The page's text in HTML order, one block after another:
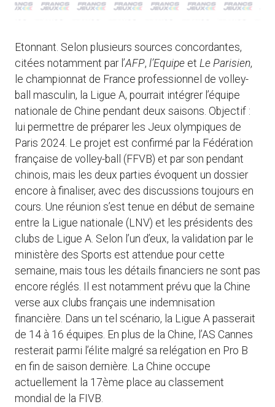
Etonnant. Selon plusieurs sources concordantes,
citées notamment par l’AFP, l’Equipe et Le Parisien,
le championnat de France professionnel de volley-
ball masculin, la Ligue A, pourrait intégrer l’équipe
nationale de Chine pendant deux saisons. Objectif :
lui permettre de préparer les Jeux olympiques de
Paris 2024. Le projet est confirmé par la Fédération
française de volley-ball (FFVB) et par son pendant
chinois, mais les deux parties évoquent un dossier
encore à finaliser, avec des discussions toujours en
cours. Une réunion s’est tenue en début de semaine
entre la Ligue nationale (LNV) et les présidents des
clubs de Ligue A. Selon l’un d’eux, la validation par le
ministère des Sports est attendue pour cette
semaine, mais tous les détails financiers ne sont pas
encore réglés. Il est notamment prévu que la Chine
verse aux clubs français une indemnisation
financière. Dans un tel scénario, la Ligue A passerait
de 14 à 16 équipes. En plus de la Chine, l’AS Cannes
resterait parmi l’élite malgré sa relégation en Pro B
en fin de saison dernière. La Chine occupe
actuellement la 17ème place au classement
mondial de la FIVB.